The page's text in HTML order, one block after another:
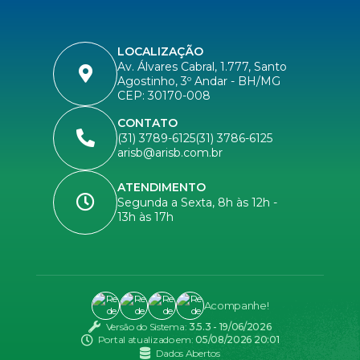
LOCALIZAÇÃO
Av. Álvares Cabral, 1.777, Santo
Agostinho, 3º Andar - BH/MG
CEP: 30170-008
CONTATO
(31) 3789-6125(31) 3786-6125
arisb@arisb.com.br
ATENDIMENTO
Segunda a Sexta, 8h às 12h -
13h às 17h
Versão do Sistema: 3.5.3 - 19/06/2026
Portal atualizado em:05/08/2026 20:01
Dados Abertos
Acompanhe!